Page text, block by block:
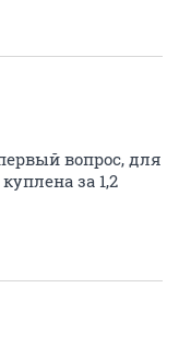
вопрос, для
за 1,2